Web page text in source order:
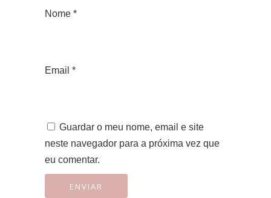
Nome *
Email *
Guardar o meu nome, email e site
neste navegador para a próxima vez que
eu comentar.